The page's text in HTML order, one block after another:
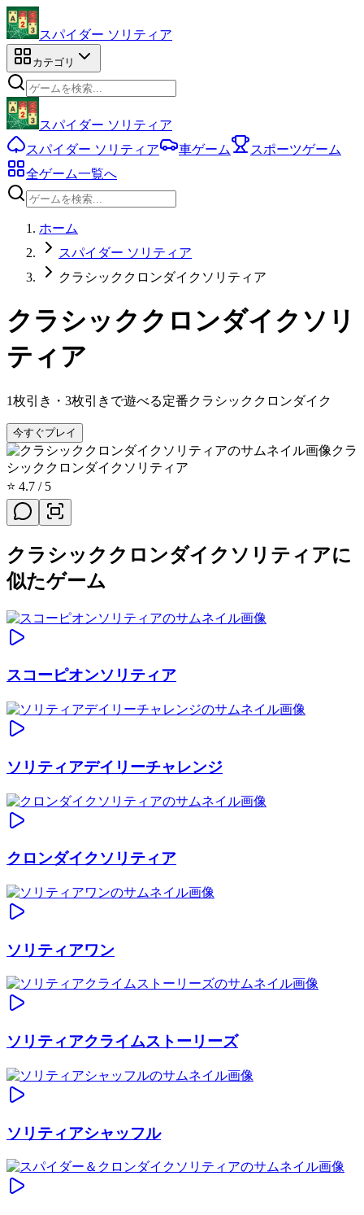
スパイダー ソリティア
カテゴリ
スパイダー ソリティア
スパイダー ソリティア
車ゲーム
スポーツゲーム
全ゲーム一覧へ
ホーム
スパイダー ソリティア
クラシッククロンダイクソリティア
クラシッククロンダイクソリ
ティア
1枚引き・3枚引きで遊べる定番クラシッククロンダイク
今すぐプレイ
クラ
シッククロンダイクソリティア
⭐ 4.7 / 5
クラシッククロンダイクソリティアに
似たゲーム
スコーピオンソリティア
ソリティアデイリーチャレンジ
クロンダイクソリティア
ソリティアワン
ソリティアクライムストーリーズ
ソリティアシャッフル